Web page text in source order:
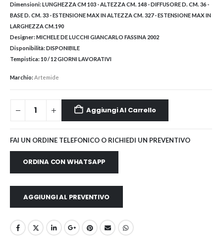
Dimensioni:LUNGHEZZA CM 103 - ALTEZZA CM. 148 - DIFFUSORE D. CM. 36 -
BASE D. CM. 33 - ESTENSIONE MAX IN ALTEZZA CM. 327 - ESTENSIONE MAX IN
LARGHEZZA CM.190
Designer:MICHELE DE LUCCHI GIANCARLO FASSINA 2002
Disponibilità:DISPONIBILE
Tempistica:10 / 12 GIORNI LAVORATIVI
Marchio:Artemide
Aggiungi Al Carrello
FAI UN ORDINE TELEFONICO O RICHIEDI UN PREVENTIVO
ORDINA CON WHATSAPP
AGGIUNGI AL PREVENTIVO